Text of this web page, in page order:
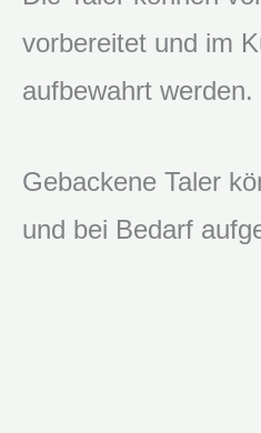
vorbereitet und im
aufbewahrt werden.
Gebackene Taler
und bei Bedarf